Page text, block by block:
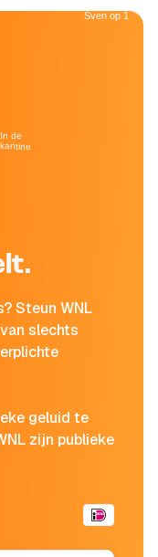
Steun WNL
slechts
geluid te
zijn publieke
In de
kantine
Sven op 1